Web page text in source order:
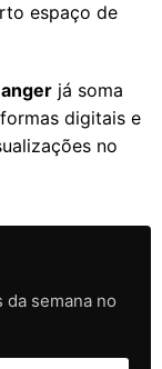
espaço de
já soma
digitais e
no
da semana no